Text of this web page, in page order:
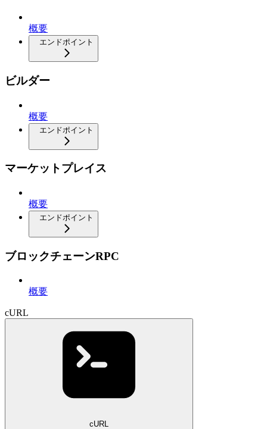
概要
エンドポイント
ビルダー
概要
エンドポイント
マーケットプレイス
概要
エンドポイント
ブロックチェーンRPC
概要
cURL
cURL